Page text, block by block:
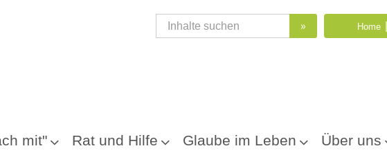
Home
»
mit" Rat und Hilfe Glaube im Leben Über uns